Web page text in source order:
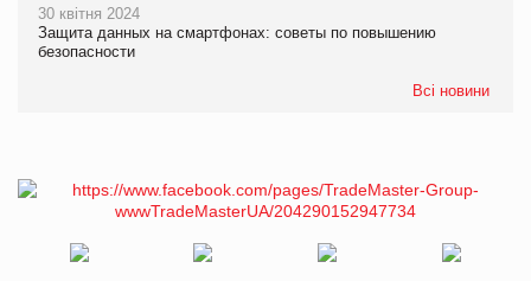
30 квітня 2024
Защита данных на смартфонах: советы по повышению
безопасности
Всі новини